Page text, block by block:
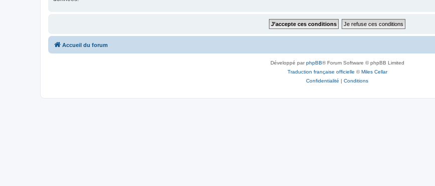
Accueil du forum
Développé parphpBB® Forum Software © phpBB Limited
Traduction française officielle ©Miles Cellar
Confidentialité | Conditions